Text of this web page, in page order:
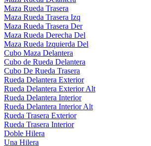
Maza Rueda Trasera
Maza Rueda Trasera Izq
Maza Rueda Trasera Der
Maza Rueda Derecha Del
Maza Rueda Izquierda Del
Cubo Maza Delantera
Cubo de Rueda Delantera
Cubo De Rueda Trasera
Rueda Delantera Exterior
Rueda Delantera Exterior Alt
Rueda Delantera Interior
Rueda Delantera Interior Alt
Rueda Trasera Exterior
Rueda Trasera Interior
Doble Hilera
Una Hilera